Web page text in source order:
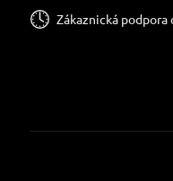
Zákaznická podpora